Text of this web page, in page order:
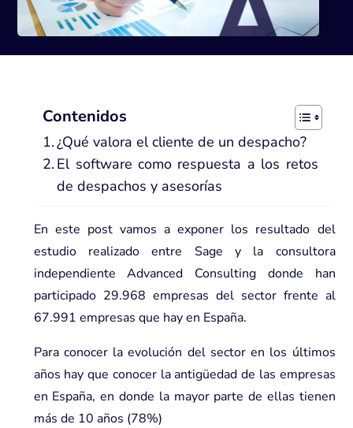
Contenidos
¿Qué valora el cliente de un despacho?
El software como respuesta a los retos
de despachos y asesorías
En este post vamos a exponer los resultado del
estudio realizado entre Sage y la consultora
independiente Advanced Consulting donde han
participado 29.968 empresas del sector frente al
67.991 empresas que hay en España.
Para conocer la evolución del sector en los últimos
años hay que conocer la antigüedad de las empresas
en España, en donde la mayor parte de ellas tienen
más de 10 años (78%)